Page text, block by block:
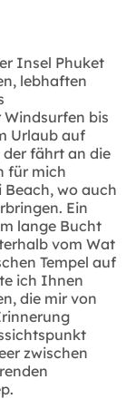
Insel Phuket
lebhaften
bis
Urlaub auf
fährt an die
für mich
wo auch
Ein
lange Bucht
vom Wat
Tempel auf
ich Ihnen
die mir von
zwischen